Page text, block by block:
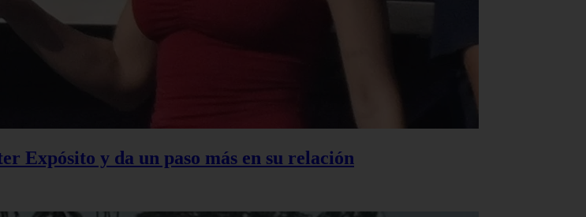
Expósito y da un paso más en su relación